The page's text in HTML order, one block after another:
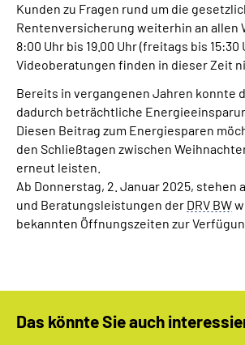
Leichte Sprache
Suche
Mein
Kunden zu Fragen rund um die
Rentenversicherung weiterhin an allen
8:00 Uhr bis 19.00 Uhr (freitags bis 15:30
Videoberatungen finden in dieser Zeit
Bereits in vergangenen Jahren konnte
dadurch beträchtliche
Diesen Beitrag zum Energiesparen
den Schließtagen zwischen
erneut leisten.
Ab Donnerstag, 2. Januar 2025, stehen
und Beratungsleistungen der DRV BW
bekannten Öffnungszeiten zur
Das könnte Sie auch